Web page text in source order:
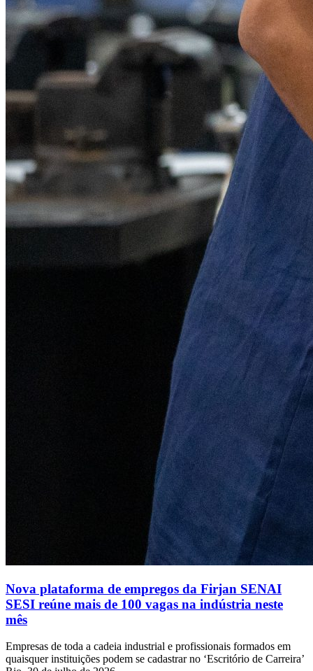
Nova plataforma de empregos da Firjan SENAI
SESI reúne mais de 100 vagas na indústria neste
mês
Empresas de toda a cadeia industrial e profissionais formados em
quaisquer instituições podem se cadastrar no ‘Escritório de Carreira’